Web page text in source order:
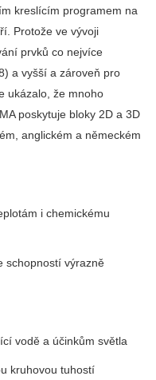
kreslícím programem na
Protože ve vývoji
prvků co nejvíce
a vyšší a zároveň pro
ukázalo, že mnoho
poskytuje bloky 2D a 3D
anglickém a německém
i chemickému
schopností výrazně
vodě a účinkům světla
kruhovou tuhostí